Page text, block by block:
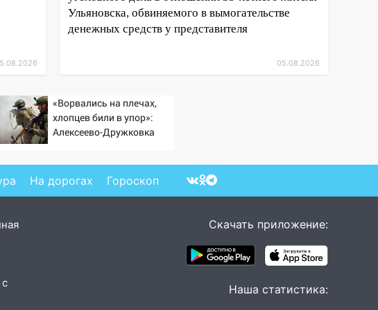
Ульяновска, обвиняемого в вымогательстве
денежных средств у представителя
05.08.2026
«Ворвались на плечах,
хлопцев били в упор»:
Алексеево-Дружковка
На дорогах Гороскоп
Скачать приложение:
Наша статистика: